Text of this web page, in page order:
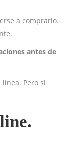
a comprarlo.
antes de
Pero si